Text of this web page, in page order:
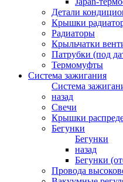
Детали
Крышки
Радиаторы
Крыльчатки
Патрубки (под
Термомуфты
Система зажигания
Система
назад
Свечи
Крышки
Бегунки
Бегунки
назад
Бегунки
Провода